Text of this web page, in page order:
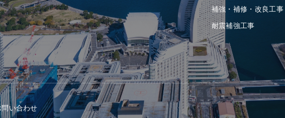
補強・補修・改良工事
耐震補強⼯事
問い合わせ